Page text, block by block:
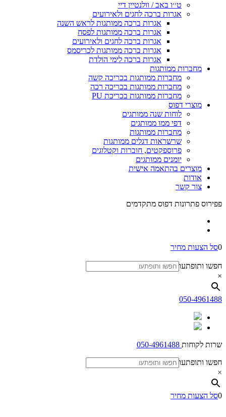
ט׳׳ו באב / וולנטיין דיי
אגרות ברכה לחגים ולאירועים
אגרות ברכה ממותגות לראש השנה
אגרות ברכה ממותגות לפסח
אגרות ברכה לחגים ולאירועים
אגרות ברכה ממותגות לכריסמס
אגרות ברכה לימי הולדת
מחברות ממותגות
מחברות ממותגות בכריכה קשה
מחברות ממותגות בכריכה רכה
מחברות ממותגות בכריכת PU
מוצרי דפוס
לוחות שנה ממותגים
דפי ממו ממותגים
מחברות ממותגות
שרשראות דגלים ממותגות
פרוספקטים, חוברות וקטלוגים
יומנים ממותגים
מוצרים בהתאמה אישית
אודות
צור קשר
פפירוס פתרונות דפוס מתקדמים
0סל הצעות מחיר
חפשו ותופתעו
×
050-4961488
שרות לקוחות
חפשו ותופתעו
×
0סל הצעות מחיר